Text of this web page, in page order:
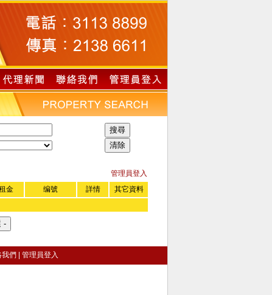
管理員登入
金 编號 詳情 其它資料
我們 管理員登入